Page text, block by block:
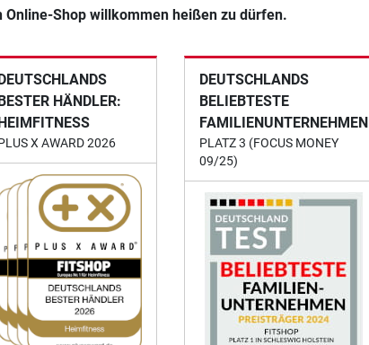
Online-Shop willkommen heißen zu dürfen.
HÄNDLER:
X AWARD 2026
DEUTSCHLANDS
BELIEBTESTE
FAMILIENUNTERNEHMEN
PLATZ 3 (FOCUS MONEY
09/25)